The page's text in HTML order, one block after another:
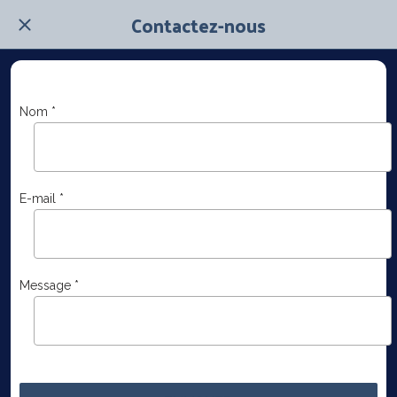
Contactez-nous
Nom *
E-mail *
Message *